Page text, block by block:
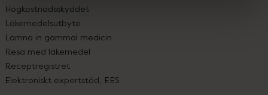
Högkostnadsskyddet
Läkemedelsutbyte
Lämna in gammal medicin
Resa med läkemedel
Receptregistret
Elektroniskt expertstöd, EES